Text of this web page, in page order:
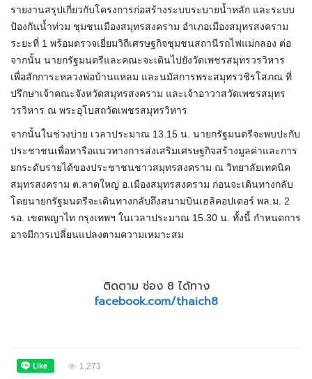
รายงานสรุปเกี่ยวกับโครงการก่อสร้างระบบระบายน้ำหลัก และระบบ
ป้องกันน้ำท่วม ชุมชนเมืองสมุทรสงคราม อำเภอเมืองสมุทรสงคราม
ระยะที่ 1 พร้อมตรวจเยี่ยมวิถีเศรษฐกิจชุมชนสถานีรถไฟแม่กลอง ต่อ
จากนั้น นายกรัฐมนตรีและคณะจะเดินไปยังวัดเพชรสมุทรวรวิหาร
เพื่อสักการะหลวงพ่อบ้านแหลม และนมัสการพระสมุทรวชิรโสภณ ที่
ปรึกษาเจ้าคณะจังหวัดสมุทรสงคราม และเจ้าอาวาสวัดเพชรสมุทร
วรวิหาร ณ พระอุโบสถวัดเพชรสมุทรวิหาร
จากนั้นในช่วงบ่าย เวลาประมาณ 13.15 น. นายกรัฐมนตรีจะพบปะกับ
ประชาชนเพื่อหารือแนวทางการส่งเสริมเศรษฐกิจสร้างมูลค่าและการ
ยกระดับรายได้ของประชาชนชาวสมุทรสงคราม ณ วิทยาลัยเทคนิค
สมุทรสงคราม ต.ลาดใหญ่ อ.เมืองสมุทรสงคราม ก่อนจะเดินทางกลับ
โดยนายกรัฐมนตรีจะเดินทางกลับถึงสนามบินเฮลิคอปเตอร์ พล.ม. 2
รอ. เขตพญาไท กรุงเทพฯ ในเวลาประมาณ 15.30 น. ทั้งนี้ กำหนดการ
อาจมีการเปลี่ยนแปลงตามความเหมาะสม
ติดตาม ช่อง 8 ได้ทาง
facebook.com/thaich8
1,273